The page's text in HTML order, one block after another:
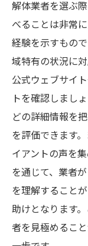
解体業者を選ぶ
べることは非常
経験を示すもの
域特有の状況に
公式ウェブサイ
トを確認しまし
どの詳細情報を
を評価できます
イアントの声を
を通じて、業者
を理解すること
助けとなります
者を見極めるこ